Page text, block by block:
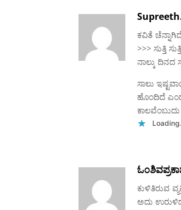
ಕವಿತೆ
>>> ಸುತ್ತಿ
ನಾಲ್ಕು
ಸಾಲು
ಹೊಂದಿದೆ
ಕಾಲವೆಂಬುದು
ಕುಳಿತಿರುವ
ಅದು